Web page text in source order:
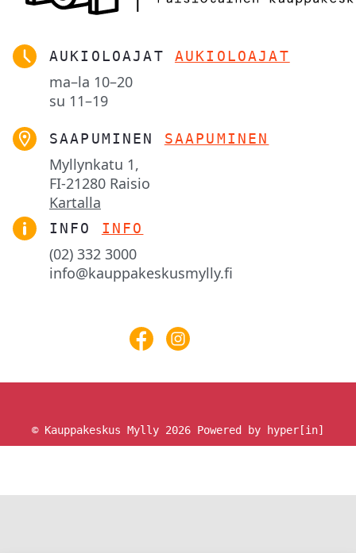
AUKIOLOAJAT AUKIOLOAJAT
ma–la 10–20
su 11–19
SAAPUMINEN SAAPUMINEN
Myllynkatu 1,
FI-21280 Raisio
Kartalla
INFO INFO
(02) 332 3000
info@kauppakeskusmylly.fi
© Kauppakeskus Mylly 2026 Powered by hyper[in]